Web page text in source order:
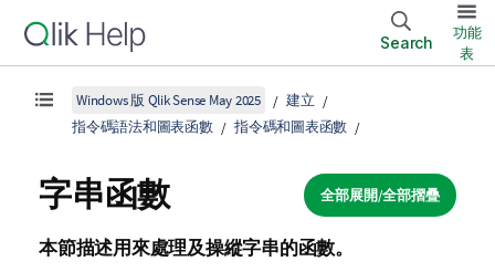
Search
功能
表
Windows 版 Qlik Sense May 2025
建立
指令碼語法和圖表函數
指令碼和圖表函數
全部展開/全部摺疊
字串函數
本節描述用來處理及操縱字串的函數。